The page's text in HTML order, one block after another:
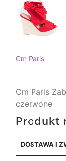
Cm Paris
Cm Paris
czerwone
Produkt
DOSTAWA I